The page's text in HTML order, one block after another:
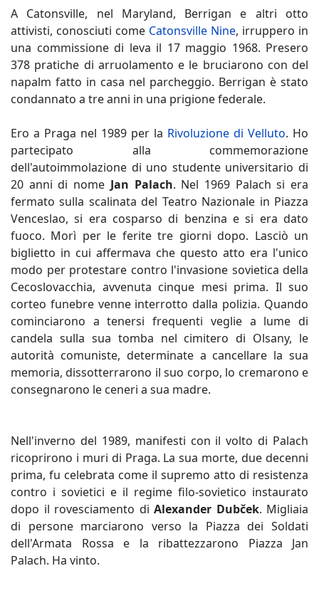
A Catonsville, nel Maryland, Berrigan e altri otto
attivisti, conosciuti come Catonsville Nine, irruppero in
una commissione di leva il 17 maggio 1968. Presero
378 pratiche di arruolamento e le bruciarono con del
napalm fatto in casa nel parcheggio. Berrigan è stato
condannato a tre anni in una prigione federale.
Ero a Praga nel 1989 per la Rivoluzione di Velluto. Ho
partecipato alla commemorazione
dell'autoimmolazione di uno studente universitario di
20 anni di nome Jan Palach. Nel 1969 Palach si era
fermato sulla scalinata del Teatro Nazionale in Piazza
Venceslao, si era cosparso di benzina e si era dato
fuoco. Morì per le ferite tre giorni dopo. Lasciò un
biglietto in cui affermava che questo atto era l'unico
modo per protestare contro l'invasione sovietica della
Cecoslovacchia, avvenuta cinque mesi prima. Il suo
corteo funebre venne interrotto dalla polizia. Quando
cominciarono a tenersi frequenti veglie a lume di
candela sulla sua tomba nel cimitero di Olsany, le
autorità comuniste, determinate a cancellare la sua
memoria, dissotterrarono il suo corpo, lo cremarono e
consegnarono le ceneri a sua madre.
Nell'inverno del 1989, manifesti con il volto di Palach
ricoprirono i muri di Praga. La sua morte, due decenni
prima, fu celebrata come il supremo atto di resistenza
contro i sovietici e il regime filo-sovietico instaurato
dopo il rovesciamento di Alexander Dubček. Migliaia
di persone marciarono verso la Piazza dei Soldati
dell'Armata Rossa e la ribattezzarono Piazza Jan
Palach. Ha vinto.